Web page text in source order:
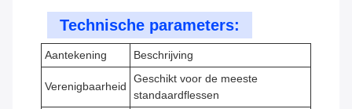
Technische parameters:
Aantekening Beschrijving
Verenigbaarheid
Geschikt voor de meeste
standaardflessen